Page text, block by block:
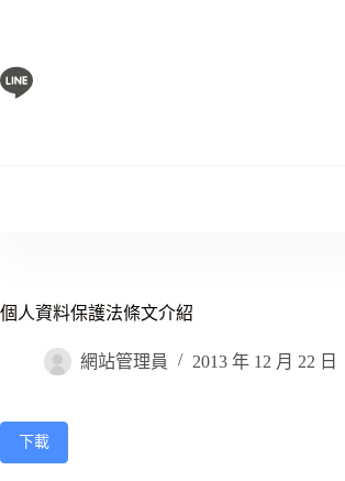
主
要
個人資料保護法條文介紹
網站管理員 2013 年 12 月 22 日
下載